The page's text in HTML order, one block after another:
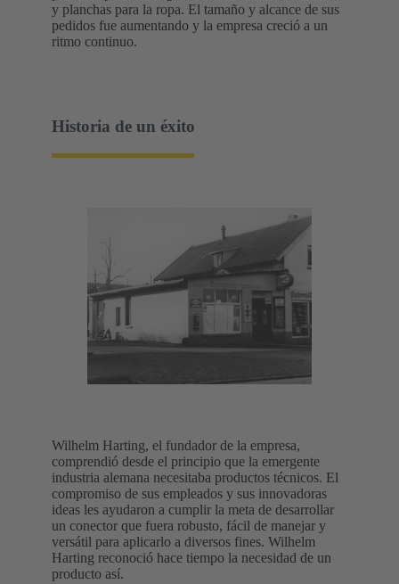
y planchas para la ropa. El tamaño y alcance de sus
pedidos fue aumentando y la empresa creció a un
ritmo continuo.
Historia de un éxito
Wilhelm Harting, el fundador de la empresa,
comprendió desde el principio que la emergente
industria alemana necesitaba productos técnicos. El
compromiso de sus empleados y sus innovadoras
ideas les ayudaron a cumplir la meta de desarrollar
un conector que fuera robusto, fácil de manejar y
versátil para aplicarlo a diversos fines. Wilhelm
Harting reconoció hace tiempo la necesidad de un
producto así.